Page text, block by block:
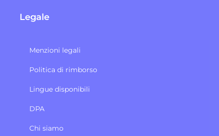
Legale
Menzioni legali
Politica di rimborso
Lingue disponibili
DPA
Chi siamo